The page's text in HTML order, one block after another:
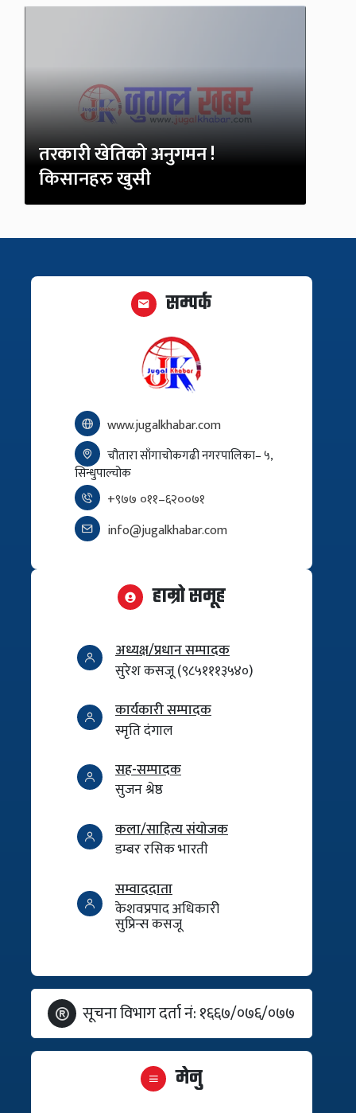
तरकारी खेतिको अनुगमन !
किसानहरु खुसी
सम्पर्क
www.jugalkhabar.com
चौतारा साँगाचोकगढी नगरपालिका– ५,
सिन्धुपाल्चोक
+९७७ ०११–६२००७१
info@jugalkhabar.com
हाम्रो समूह
अध्यक्ष/प्रधान सम्पादक
सुरेश कसजू (९८५१११३५४०)
कार्यकारी सम्पादक
स्मृति दंगाल
सह-सम्पादक
सुजन श्रेष्ठ
कला/साहित्य संयोजक
डम्बर रसिक भारती
सम्वाददाता
केशवप्रपाद अधिकारी
सुप्रिन्स कसजू
सूचना विभाग दर्ता नं: १६६७/०७६/०७७
मेनु